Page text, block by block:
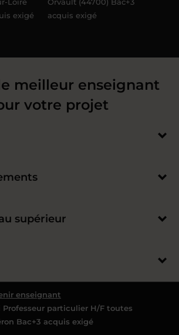
exigé
acquis exigé
meilleur enseignant
votre projet
supérieur
enseignant
Professeur particulier H/F toutes
Bac+3 acquis exigé